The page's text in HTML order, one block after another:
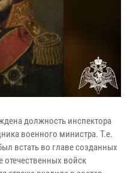
должность инспектора
военного министра. Т.е.
встать во главе созданных
войск